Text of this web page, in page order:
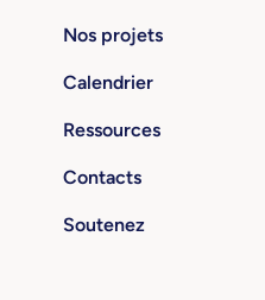
Nos projets
Calendrier
Ressources
Contacts
Soutenez